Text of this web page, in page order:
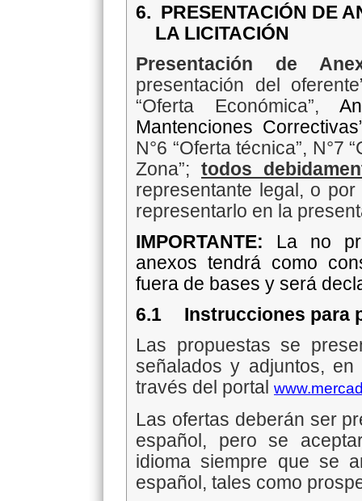
6. PRESENTACIÓN DE
LA LICITACIÓN
Presentación de
presentación del
“Oferta Económica”,
Mantenciones
N°6 “Oferta técnica”, N°7
Zona”; todos
representante legal, o
representarlo en la
IMPORTANTE: La no
anexos tendrá como
fuera de bases y será
6.1
Instrucciones para
Las propuestas se
señalados y adjuntos,
través del portal
Las ofertas deberán ser
español, pero se
idioma siempre que se
español, tales como